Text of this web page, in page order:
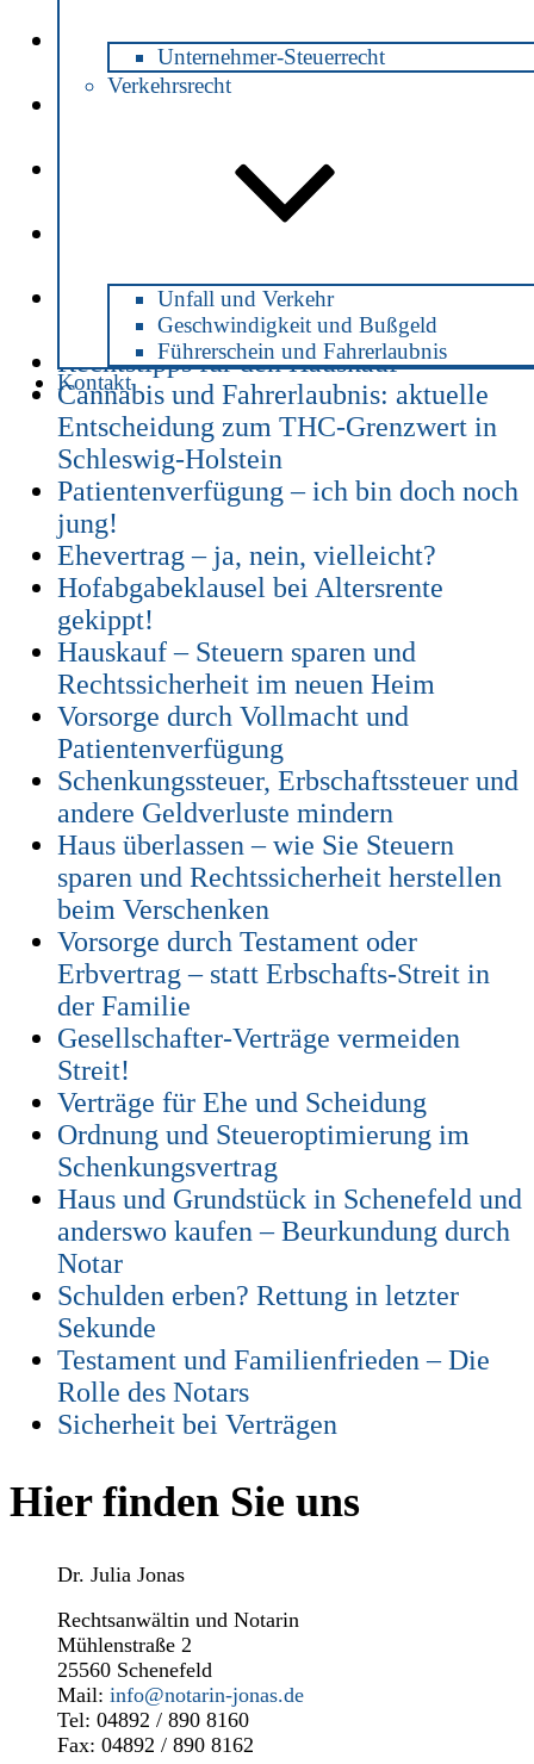
Unternehmer-Steuerrecht
Verkehrsrecht
Unfall und Verkehr
Geschwindigkeit und Bußgeld
Führerschein und Fahrerlaubnis
Kontakt
Alkohol am Steuer – ab welchem
Promillewert strafbar?
Haus an die Kinder verschenken -mit
rechtssicherem Vertrag
Gutachter: wer zahlt die Kosten nach
Absicherung für den Todesfall: Was
passiert mit unserem Kind?
Rechtstipps für den Hauskauf
Cannabis und Fahrerlaubnis: aktuelle
Entscheidung zum THC-Grenzwert in
Schleswig-Holstein
Patientenverfügung – ich bin doch noch
jung!
Ehevertrag – ja, nein, vielleicht?
Hofabgabeklausel bei Altersrente
gekippt!
Hauskauf – Steuern sparen und
Rechtssicherheit im neuen Heim
Vorsorge durch Vollmacht und
Patientenverfügung
Schenkungssteuer, Erbschaftssteuer und
andere Geldverluste mindern
Haus überlassen – wie Sie Steuern
sparen und Rechtssicherheit herstellen
beim Verschenken
Vorsorge durch Testament oder
Erbvertrag – statt Erbschafts-Streit in
der Familie
Gesellschafter-Verträge vermeiden
Streit!
Verträge für Ehe und Scheidung
Ordnung und Steueroptimierung im
Schenkungsvertrag
Haus und Grundstück in Schenefeld und
anderswo kaufen – Beurkundung durch
Notar
Schulden erben? Rettung in letzter
Sekunde
Testament und Familienfrieden – Die
Rolle des Notars
Sicherheit bei Verträgen
Hier finden Sie uns
Dr. Julia Jonas
Rechtsanwältin und Notarin
Mühlenstraße 2
25560 Schenefeld
Mail: info@notarin-jonas.de
Tel: 04892 / 890 8160
Fax: 04892 / 890 8162